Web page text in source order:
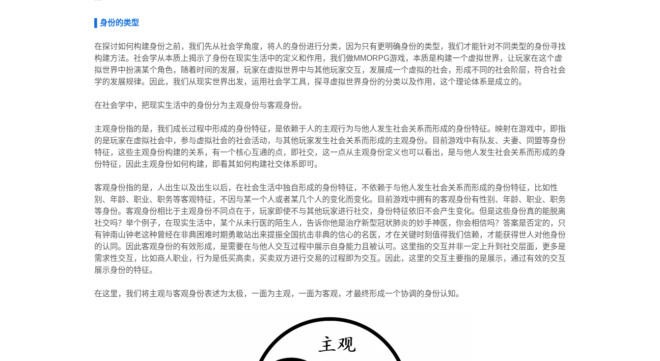
身份的类型
在探讨如何构建身份之前，我们先从社会学角度，将人的身份进行分类，因为只有更明确身份的类型，我们才能针对不同类型的身份寻找
构建方法。社会学从本质上揭示了身份在现实生活中的定义和作用，我们做MMORPG游戏，本质是构建一个虚拟世界，让玩家在这个虚
拟世界中扮演某个角色，随着时间的发展，玩家在虚拟世界中与其他玩家交互，发展成一个虚拟的社会，形成不同的社会阶层，符合社会
学的发展规律。因此，我们从现实世界出发，运用社会学工具，探寻虚拟世界身份的分类以及作用，这个理论体系是成立的。
在社会学中，把现实生活中的身份分为主观身份与客观身份。
主观身份指的是，我们成长过程中形成的身份特征，是依赖于人的主观行为与他人发生社会关系而形成的身份特征。映射在游戏中，即指
的是玩家在虚拟社会中，参与虚拟社会的社会活动，与其他玩家发生社会关系而形成的主观身份。目前游戏中有队友、夫妻、同盟等身份
特征，这些主观身份构建的关系，有一个核心互通的点，即社交，这一点从主观身份定义也可以看出，是与他人发生社会关系而形成的身
份特征，因此主观身份如何构建，即看其如何构建社交体系即可。
客观身份指的是，人出生以及出生以后，在社会生活中独自形成的身份特征，不依赖于与他人发生社会关系而形成的身份特征，比如性
别、年龄、职业、职务等客观特征，不因与某一个人或者某几个人的变化而变化。目前游戏中拥有的客观身份有性别、年龄、职业、职务
等身份。客观身份相比于主观身份不同点在于，玩家即使不与其他玩家进行社交，身份特征依旧不会产生变化。但是这些身份真的能脱离
社交吗？举个例子，在现实生活中，某个从未行医的陌生人，告诉你他是治疗新型冠状肺炎的妙手神医，你会相信吗？答案是否定的，只
有钟南山钟老这种曾经在非典困难时期勇敢站出来提振全国抗击非典的信心的名医，才在关键时刻值得我们信赖，才能获得世人对他身份
的认同。因此客观身份的有效形成，是需要在与他人交互过程中展示自身能力且被认可。这里指的交互并非一定上升到社交层面，更多是
需求性交互，比如商人职业，行为是低买高卖，买卖双方进行交易的过程即为交互。因此，这里的交互主要指的是展示，通过有效的交互
展示身份的特征。
在这里，我们将主观与客观身份表述为太极，一面为主观，一面为客观，才最终形成一个协调的身份认知。